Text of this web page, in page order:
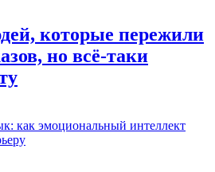
которые пережили
но всё-таки